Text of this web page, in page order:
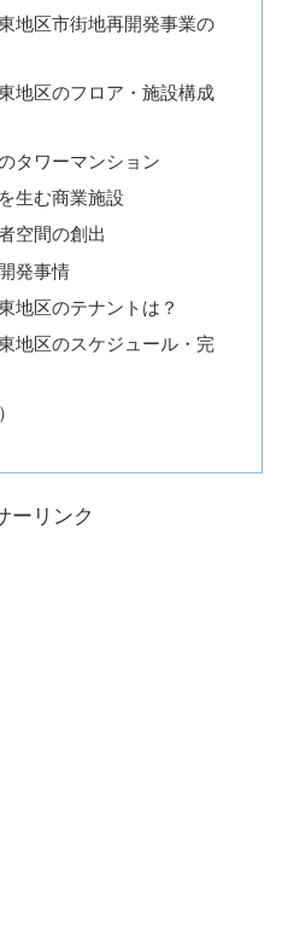
地区市街地再開発事業の
地区のフロア・施設構成
タワーマンション
生む商業施設
空間の創出
発事情
地区のテナントは？
地区のスケジュール・完
ーリンク